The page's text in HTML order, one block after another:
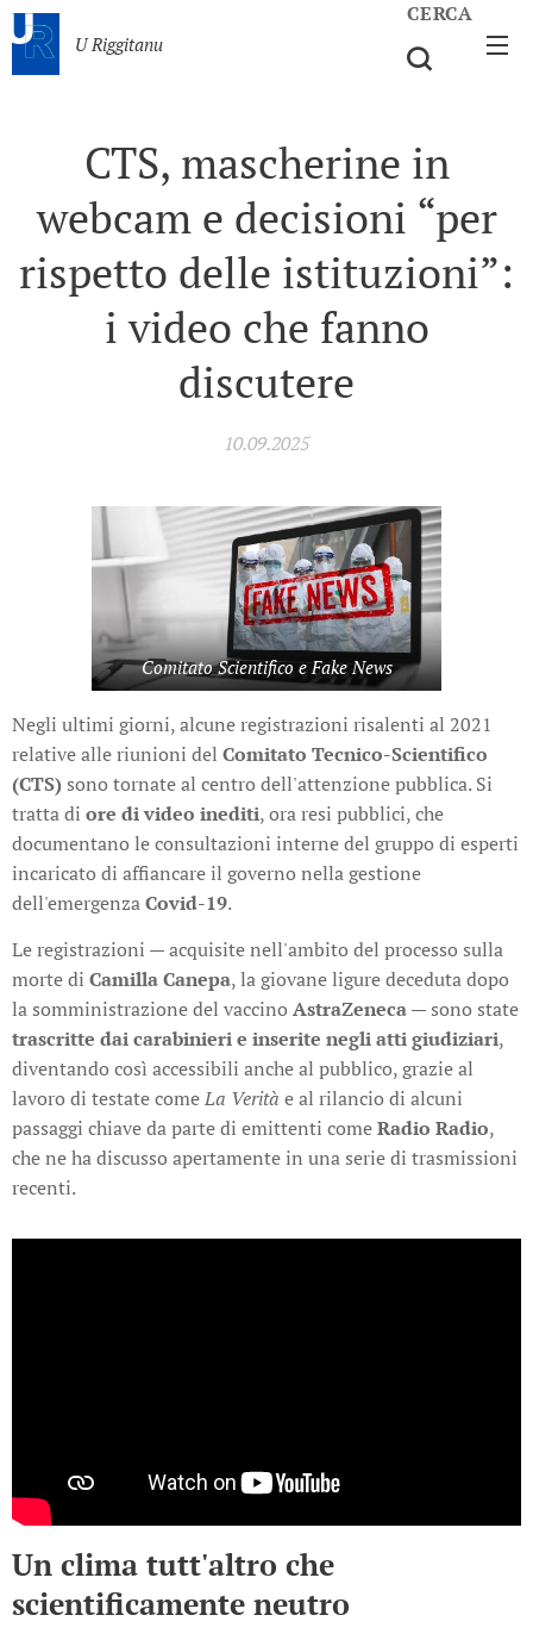
U Riggitanu
CERCA
CTS, mascherine in
webcam e decisioni “per
rispetto delle istituzioni”:
i video che fanno
discutere
10.09.2025
Comitato Scientifico e Fake News
Negli ultimi giorni, alcune registrazioni risalenti al 2021
relative alle riunioni del Comitato Tecnico-Scientifico
(CTS) sono tornate al centro dell'attenzione pubblica. Si
tratta di ore di video inediti, ora resi pubblici, che
documentano le consultazioni interne del gruppo di esperti
incaricato di affiancare il governo nella gestione
dell'emergenzaCovid-19.
Le registrazioni — acquisite nell'ambito del processo sulla
morte di Camilla Canepa, la giovane ligure deceduta dopo
la somministrazione del vaccino AstraZeneca— sono state
trascritte dai carabinieri e inserite negli atti giudiziari,
diventando così accessibili anche al pubblico, grazie al
lavoro di testate comeLa Verità e al rilancio di alcuni
passaggi chiave da parte di emittenti comeRadio Radio,
che ne ha discusso apertamente in una serie di trasmissioni
recenti.
Un clima tutt'altro che
scientificamente neutro